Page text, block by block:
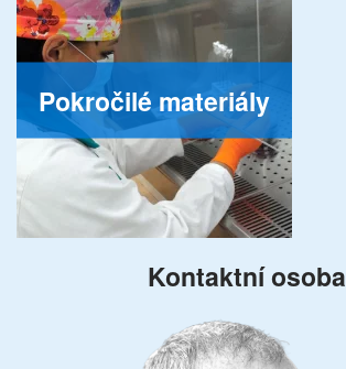
Pokročilé materiály
Kontaktní osoba